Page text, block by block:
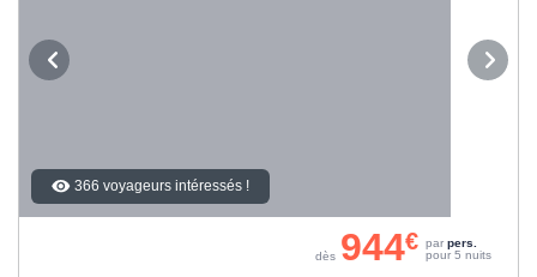
366 voyageurs intéressés !
dès 944€ par pers.
pour 5 nuits